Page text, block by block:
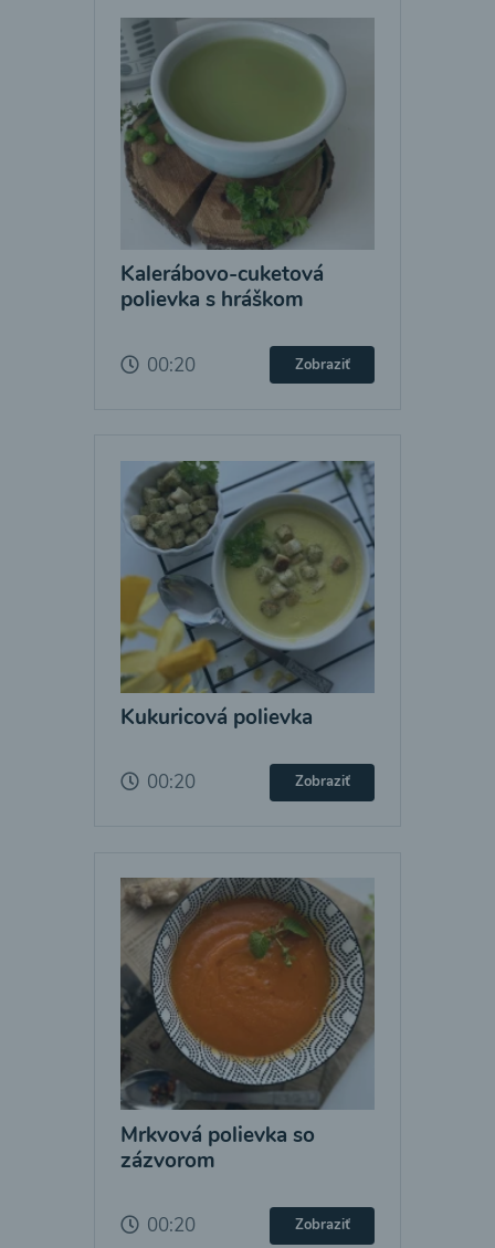
Kalerábovo-cuketová
polievka s hráškom
00:20 Zobraziť
Kukuricová polievka
00:20 Zobraziť
Mrkvová polievka so
zázvorom
00:20 Zobraziť